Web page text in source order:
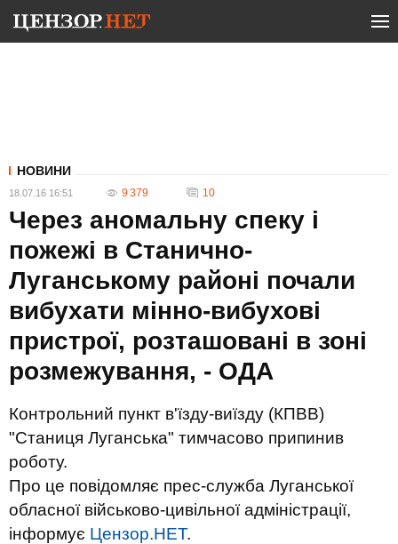
НОВИНИ
18.07.16 16:51 9 379 10
Через аномальну спеку і
пожежі в Станично-
Луганському районі почали
вибухати мінно-вибухові
пристрої, розташовані в зоні
розмежування, - ОДА
Контрольний пункт в'їзду-виїзду (КПВВ)
"Станиця Луганська" тимчасово припинив
роботу.
Про це повідомляє прес-служба Луганської
обласної військово-цивільної адміністрації,
інформує Цензор.НЕТ.